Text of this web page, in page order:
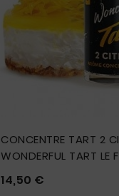
CONCENTRE TART 2
WONDERFUL TART LE
 
14,50 €